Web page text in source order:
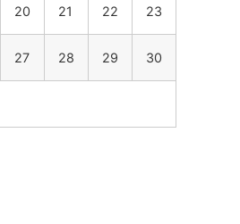
20 21 22 23
27 28 29 30